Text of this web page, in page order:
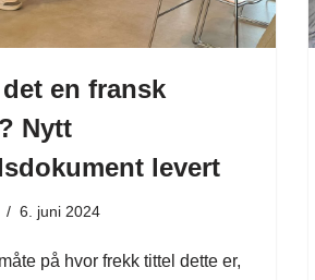
en fransk
Nytt
levert
6. juni 2024
på hvor frekk tittel dette er,